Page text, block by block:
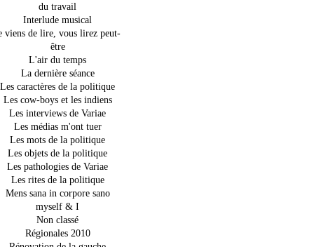
du travail
Interlude musical
viens de lire, vous lirez peut-
être
L'air du temps
La dernière séance
Les caractères de la politique
Les cow-boys et les indiens
Les interviews de Variae
Les médias m'ont tuer
Les mots de la politique
Les objets de la politique
Les pathologies de Variae
Les rites de la politique
Mens sana in corpore sano
myself & I
Non classé
Régionales 2010